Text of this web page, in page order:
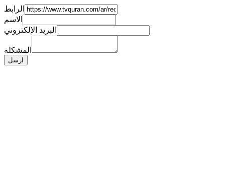
الرابط
الاسم
البريد الإلكتروني
المشكلة
ارسل